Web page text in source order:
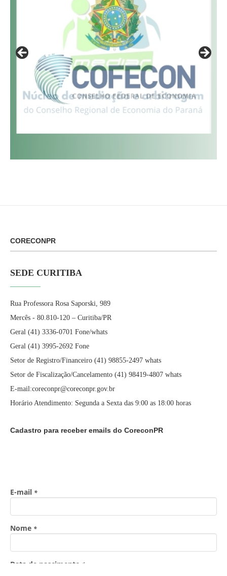
CORECONPR
SEDE CURITIBA
Rua Professora Rosa Saporski, 989
Mercês - 80.810-120 – Curitiba/PR
Geral (41) 3336-0701 Fone/whats
Geral (41) 3995-2692 Fone
Setor de Registro/Financeiro (41) 98855-2497 whats
Setor de Fiscalização/Cancelamento (41) 98419-4807 whats
E-mail:coreconpr@coreconpr.gov.br
Horário Atendimento: Segunda a Sexta das 9:00 as 18:00 horas
Cadastro para receber emails do CoreconPR